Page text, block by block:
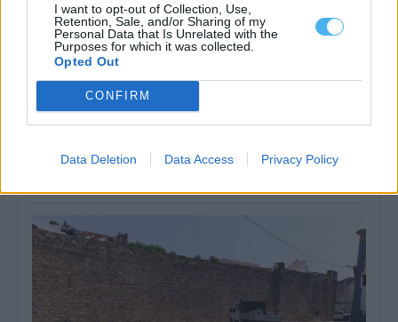
I want to opt-out of Collection, Use,
Retention, Sale, and/or Sharing of my
Personal Data that Is Unrelated with the
Purposes for which it was collected.
Opted Out
CONFIRM
Data Deletion Data Access Privacy Policy
Borba reforça percurso do Caminho de Santiago com novo
O percurso do Caminho de Santiago em Borba passou a dispor
de um novo...